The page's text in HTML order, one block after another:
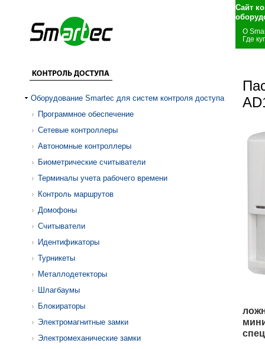
Сайт
О
Где
Оборудование Smartec для систем контроля доступа
Программное обеспечение
Сетевые контроллеры
Автономные контроллеры
Биометрические считыватели
Терминалы учета рабочего времени
Контроль маршрутов
Домофоны
Считыватели
Идентификаторы
Турникеты
Металлодетекторы
Шлагбаумы
Блокираторы
Электромагнитные замки
Электромеханические замки